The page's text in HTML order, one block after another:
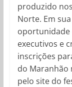
produzido
Norte. Em
oportunidade
executivos e
inscrições
do Maranhão
pelo site do